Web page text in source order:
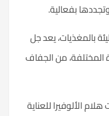
بفعالية.
بالمغذيات، يعد جل
المختلفة، من الجفاف
الألوفيرا للعناية